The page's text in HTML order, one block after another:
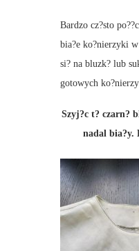
Bardzo cz?sto
bia?e ko?nierzyki
si? na bluzk? lub
gotowych
Szyj?c t? czarn?
nadal bia?y.